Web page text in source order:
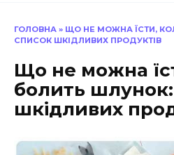
ГОЛОВНА » ЩО НЕ МОЖНА ЇСТИ,
СПИСОК ШКІДЛИВИХ ПРОДУКТІВ
Що не можна
болить
шкідливих